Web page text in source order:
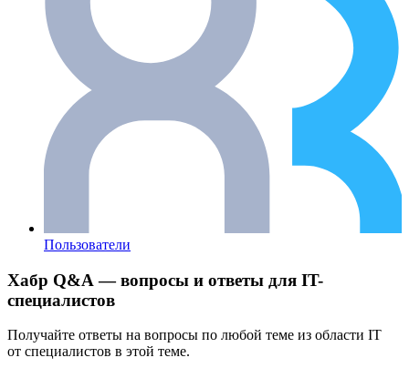
Пользователи
Хабр Q&A — вопросы и ответы для IT-
специалистов
Получайте ответы на вопросы по любой теме из области IT
от специалистов в этой теме.